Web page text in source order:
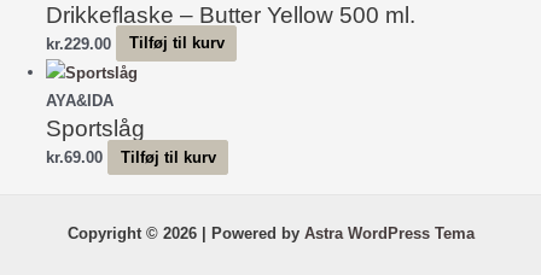
Drikkeflaske – Butter Yellow 500 ml.
kr.229.00 Tilføj til kurv
AYA&IDA
Sportslåg
kr.69.00 Tilføj til kurv
Copyright © 2026 | Powered by Astra WordPress Tema